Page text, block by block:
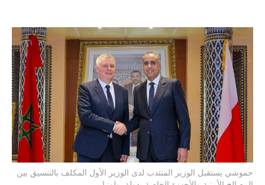
حموشي يستقبل الوزير المنتدب لدى الوزير الأول المكلف بالتنسيق بين